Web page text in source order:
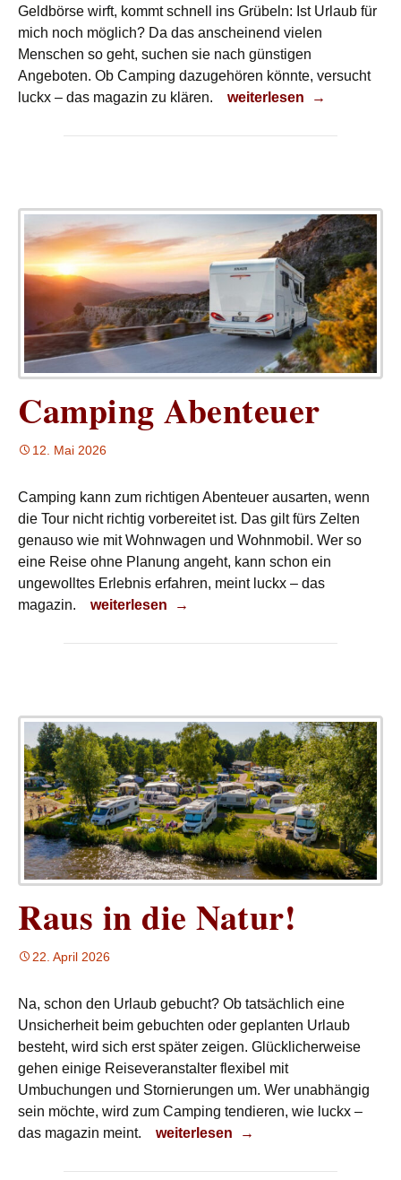
Geldbörse wirft, kommt schnell ins Grübeln: Ist Urlaub für
mich noch möglich? Da das anscheinend vielen
Menschen so geht, suchen sie nach günstigen
Angeboten. Ob Camping dazugehören könnte, versucht
luckx – das magazin zu klären.
Camping-Urlaub
weiterlesen →
Camping Abenteuer
12. Mai 2026
Camping kann zum richtigen Abenteuer ausarten, wenn
die Tour nicht richtig vorbereitet ist. Das gilt fürs Zelten
genauso wie mit Wohnwagen und Wohnmobil. Wer so
eine Reise ohne Planung angeht, kann schon ein
ungewolltes Erlebnis erfahren, meint luckx – das
magazin.
Camping Abenteuer
weiterlesen →
Raus in die Natur!
22. April 2026
Na, schon den Urlaub gebucht? Ob tatsächlich eine
Unsicherheit beim gebuchten oder geplanten Urlaub
besteht, wird sich erst später zeigen. Glücklicherweise
gehen einige Reiseveranstalter flexibel mit
Umbuchungen und Stornierungen um. Wer unabhängig
sein möchte, wird zum Camping tendieren, wie luckx –
das magazin meint.
Raus in die Natur!
weiterlesen →